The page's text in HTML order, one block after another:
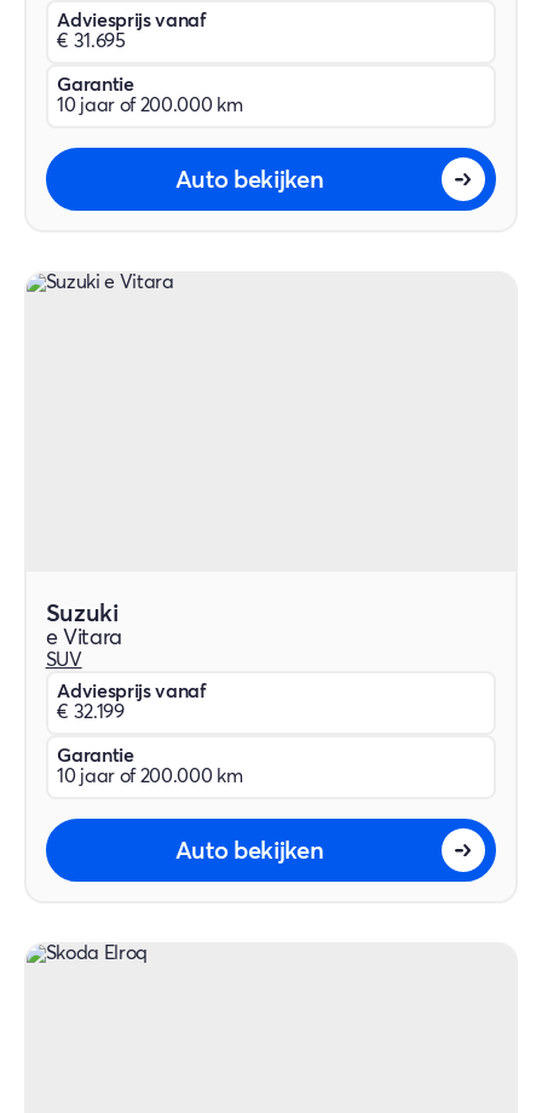
Adviesprijs vanaf
€ 31.695
Garantie
10 jaar of 200.000 km
Auto bekijken
Suzuki
e Vitara
SUV
Adviesprijs vanaf
€ 32.199
Garantie
10 jaar of 200.000 km
Auto bekijken